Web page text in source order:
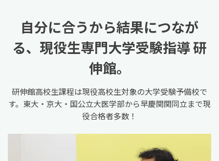
自分に合うから結果につなが
る、 現役生専門大学受験指導 研
伸館。
研伸館高校生課程は現役高校生対象の大学受験予備校で
す。東大・京大・国公立大医学部から早慶関関同立まで現
役合格者多数！